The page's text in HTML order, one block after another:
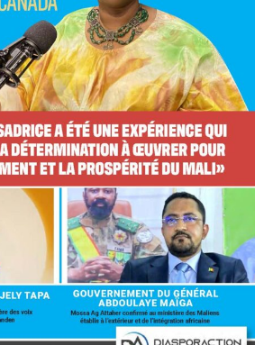
ANNUEL MENSUEL
CHOISIR LE FORFAIT